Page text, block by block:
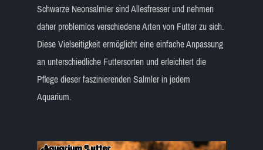
Schwarze Neonsalmler sind Allesfresser und nehmen
daher problemlos verschiedene Arten von Futter zu sich.
Diese Vielseitigkeit ermöglicht eine einfache Anpassung
an unterschiedliche Futtersorten und erleichtert die
Pflege dieser faszinierenden Salmler in jedem
Aquarium.